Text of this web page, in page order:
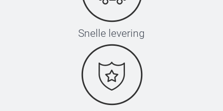
Snelle levering